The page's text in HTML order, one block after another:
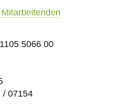
5066 00
/ 07154